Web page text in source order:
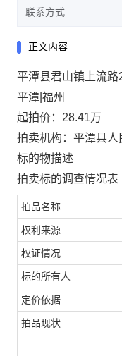
联系方式
正文内容
平潭县君山镇上流
平潭|福州
起拍价：28.41万
拍卖机构：平潭县人
标的物描述
拍卖标的调查情况表
拍品名称
权利来源
权证情况
标的所有人
定价依据
拍品现状